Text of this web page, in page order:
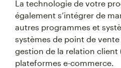
La technologie de votre
également s’intégrer de
autres programmes et
systèmes de point de vente
gestion de la relation client
plateformes e-commerce.